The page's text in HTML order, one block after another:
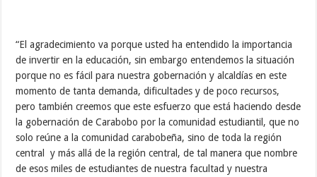
“El agradecimiento va porque usted ha entendido la importancia
de invertir en la educación, sin embargo entendemos la situación
porque no es fácil para nuestra gobernación y alcaldías en este
momento de tanta demanda, dificultades y de poco recursos,
pero también creemos que este esfuerzo que está haciendo desde
la gobernación de Carabobo por la comunidad estudiantil, que no
solo reúne a la comunidad carabobeña, sino de toda la región
central y más allá de la región central, de tal manera que nombre
de esos miles de estudiantes de nuestra facultad y nuestra